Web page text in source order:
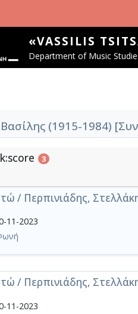
«VASSILIS
Department of Music
(1915-1984)
3
/ Περπινιάδης,
11-2023
/ Περπινιάδης,
11-2023